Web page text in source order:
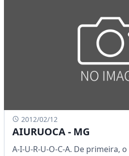
2012/02/12
AIURUOCA - MG
A-I-U-R-U-O-C-A. De primeira,